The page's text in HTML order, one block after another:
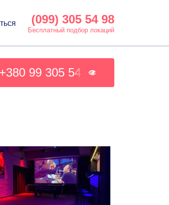
(099) 305 54 98
Бесплатный подбор локаций
+380 99 305 54